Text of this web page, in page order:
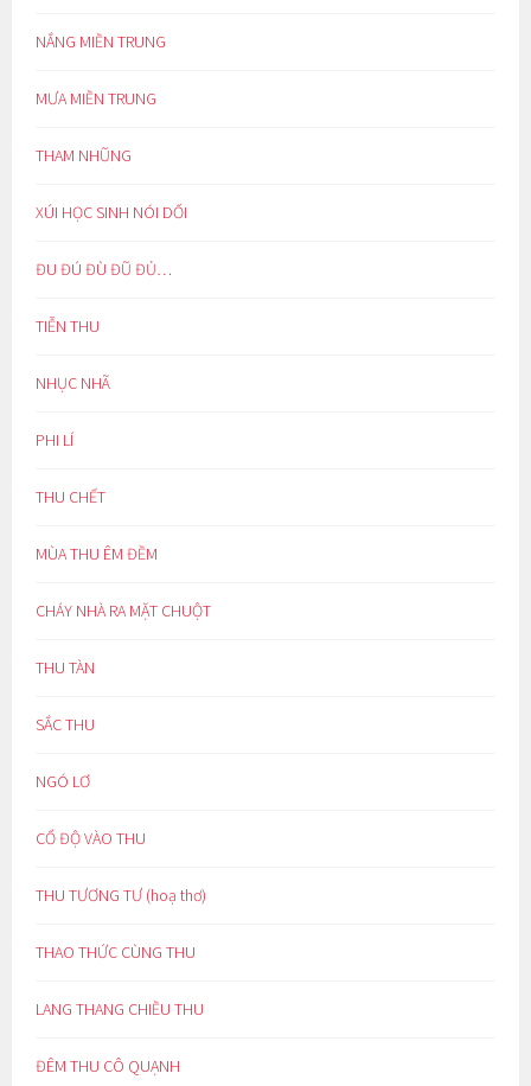
NẮNG MIỀN TRUNG
MƯA MIỀN TRUNG
THAM NHŨNG
XÚI HỌC SINH NÓI DỐI
ĐU ĐÚ ĐÙ ĐŨ ĐỦ…
TIỄN THU
NHỤC NHÃ
PHI LÍ
THU CHẾT
MÙA THU ÊM ĐỀM
CHÁY NHÀ RA MẶT CHUỘT
THU TÀN
SẮC THU
NGÓ LƠ
CỔ ĐỘ VÀO THU
THU TƯƠNG TƯ (hoạ thơ)
THAO THỨC CÙNG THU
LANG THANG CHIỀU THU
ĐÊM THU CÔ QUẠNH